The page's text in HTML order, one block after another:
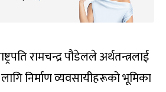
रामचन्द्र पौडेलले अर्थतन्त्रलाई
निर्माण व्यवसायीहरूको भूमिका